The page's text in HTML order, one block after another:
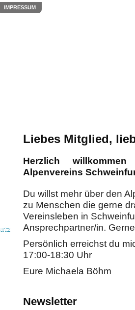
IMPRESSUM
Liebes Mitglied,
Herzlich
Alpenvereins
Du willst mehr über den
zu Menschen die gerne
Vereinsleben in
Ansprechpartner/in.
Persönlich erreichst du
17:00-18:30 Uhr
Eure Michaela Böhm
Newsletter